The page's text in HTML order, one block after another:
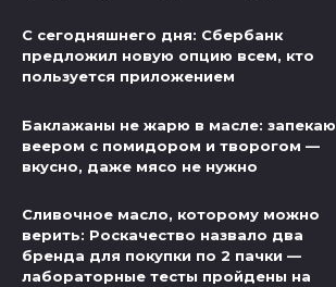
С сегодняшнего дня: Сбербанк
предложил новую опцию всем, кто
пользуется приложением
Баклажаны не жарю в масле: запекаю
веером с помидором и творогом —
вкусно, даже мясо не нужно
Сливочное масло, которому можно
верить: Роскачество назвало два
бренда для покупки по 2 пачки —
лабораторные тесты пройдены на